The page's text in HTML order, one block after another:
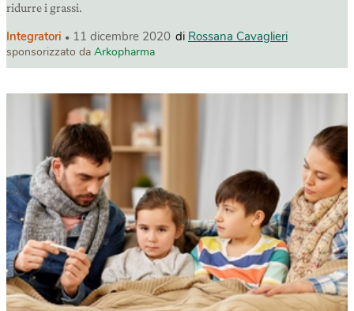
ridurre i grassi.
Integratori 11 dicembre 2020 di Rossana Cavaglieri
sponsorizzato da Arkopharma